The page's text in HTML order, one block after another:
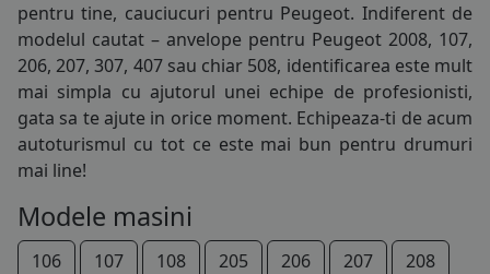
pentru tine, cauciucuri pentru Peugeot. Indiferent de
modelul cautat – anvelope pentru Peugeot 2008, 107,
206, 207, 307, 407 sau chiar 508, identificarea este mult
mai simpla cu ajutorul unei echipe de profesionisti,
gata sa te ajute in orice moment. Echipeaza-ti de acum
autoturismul cu tot ce este mai bun pentru drumuri
mai line!
Modele masini
106 107 108 205 206 207
208
185/55R15
185/60R15
185/65R15
195/55R15
195/60R15
195/65R15